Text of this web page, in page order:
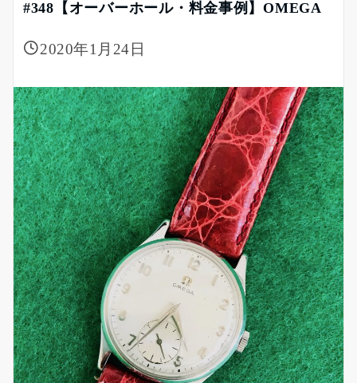
#348【オーバーホール・料金事例】OMEGA
2020年1月24日